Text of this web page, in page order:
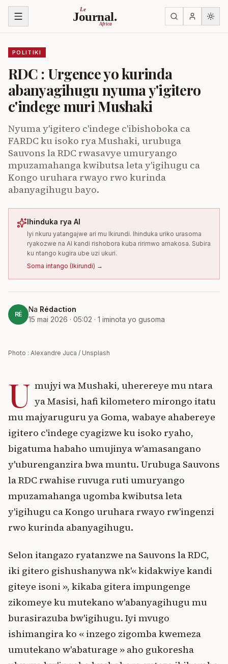
Ja ku biri muri urupapuro
Le
Journal.
Africa
POLITIKI
RDC : Urgence yo kurinda
abanyagihugu nyuma y'igitero
c'indege muri Mushaki
Nyuma y'igitero c'indege c'ibishoboka ca
FARDC ku isoko rya Mushaki, urubuga
Sauvons la RDC rwasavye umuryango
mpuzamahanga kwibutsa leta y'igihugu ca
Kongo uruhara rwayo rwo kurinda
abanyagihugu bayo.
Ihinduka rya AI
Iyi nkuru yatangajwe ari mu Ikirundi. Ihinduka uriko urasoma
ryakozwe na AI kandi rishobora kuba ririmwo amakosa. Subira
ku ntango kugira ube uzi ukuri.
Soma intango (Ikirundi) →
RÉ
Na Rédaction
15 mai 2026 · 05:02 · 1 iminota yo gusoma
Photo : Alexandre Juca / Unsplash
U mujyi wa Mushaki, uherereye mu ntara
ya Masisi, hafi kilometero mirongo itatu
mu majyaruguru ya Goma, wabaye ahabereye
igitero c'indege cyagizwe ku isoko ryaho,
bigatuma habaho umujinya w'amasangano
y'uburenganzira bwa muntu. Urubuga Sauvons
la RDC rwahise ruvuga ruti umuryango
mpuzamahanga ugomba kwibutsa leta
y'igihugu ca Kongo uruhara rwayo rw'ingenzi
rwo kurinda abanyagihugu.
Selon itangazo ryatanzwe na Sauvons la RDC,
iki gitero gishushanywa nk'« kidakwiye kandi
giteye isoni », kikaba gitera impungenge
zikomeye ku mutekano w'abanyagihugu mu
burasirazuba bw'igihugu. Iyi mvugo
ishimangira ko « inzego zigomba kwemeza
umutekano w'abaturage » aho gukoresha